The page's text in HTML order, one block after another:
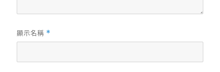
顯示名稱 *